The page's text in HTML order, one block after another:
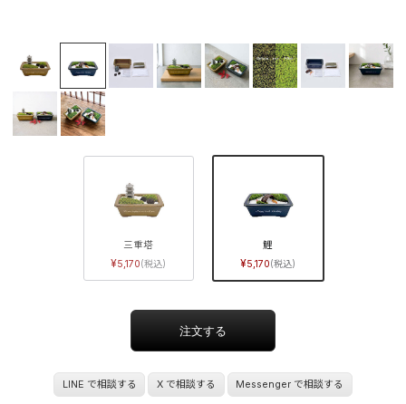
三重塔
5,170
鯉
5,170
LINE で相談する X で相談する Messenger で相談する